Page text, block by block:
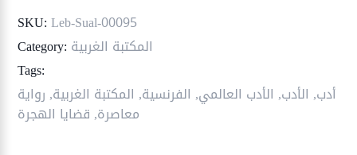
SKU: Leb-Sual-00095
Category: المكتبة الغربية
Tags:
أدب, الأدب, الأدب العالمي, الفرنسية, المكتبة الغربية,رواية
معاصرة,قضايا الهجرة